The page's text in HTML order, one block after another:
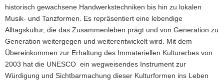
g
r
e
i
f
e
n
g
a
t
i
o
n
te
i
c
h
historisch gewachsene Handwerkstechniken bis hin zu lokalen
Musik- und Tanzformen. Es repräsentiert eine lebendige
Alltagskultur, die das Zusammenleben prägt und von Generation zu
Generation weitergegen und weiterentwickelt wird. Mit dem
Übereinkommen zur Erhaltung des Immateriellen Kulturerbes von
2003 hat die UNESCO ein wegweisendes Instrument zur
Würdigung und Sichtbarmachung dieser Kulturformen ins Leben